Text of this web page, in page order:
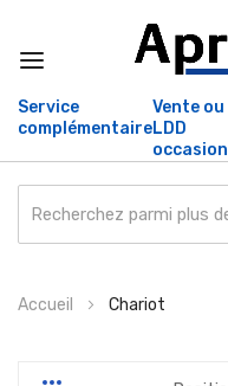
Service
complémentaire
Vente ou
LDD
occasion
au
Accueil Chariot